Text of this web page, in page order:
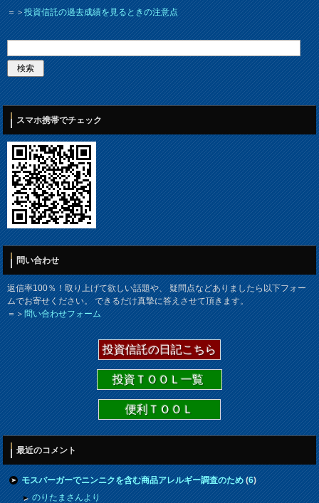
＝＞投資信託の過去成績を見るときの注意点
スマホ携帯でチェック
問い合わせ
返信率100％！取り上げて欲しい話題や、 疑問点などありましたら以下フォー
ムでお寄せください。 できるだけ真摯に答えさせて頂きます。
＝＞問い合わせフォーム
投資信託の日記こちら
投資ＴＯＯＬ一覧
便利ＴＯＯＬ
最近のコメント
モスバーガーでニンニクを含む商品アレルギー調査のため(6)
のりたまさんより